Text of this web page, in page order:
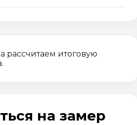
рассчитаем итоговую
на замер